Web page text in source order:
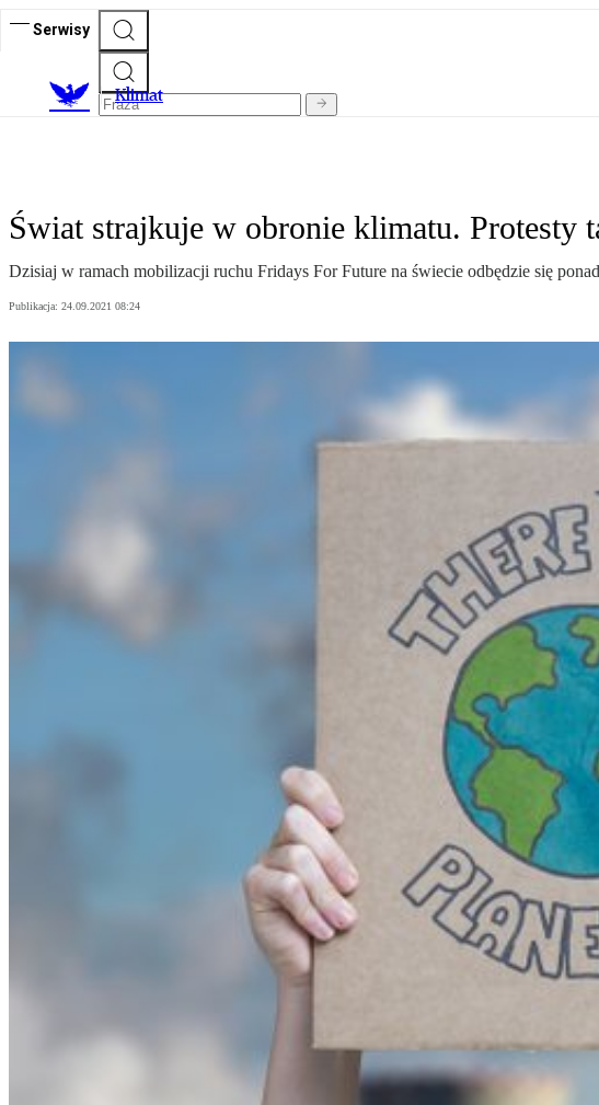
Serwisy
Klimat
Świat strajkuje w obronie klimatu. Protesty
Dzisiaj w ramach mobilizacji ruchu Fridays For Future na świecie odbędzie się
Publikacja: 24.09.2021 08:24